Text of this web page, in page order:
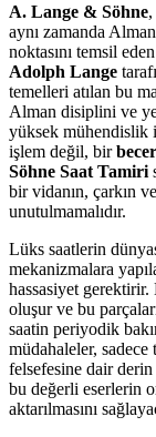
A. Lange & Söhne
aynı zamanda
noktasını temsil
Adolph Lange
temelleri atılan bu
Alman disiplini ve
yüksek mühendislik
işlem değil, bir
Söhne Saat Tamiri
bir vidanın, çarkın
unutulmamalıdır.
Lüks saatlerin
mekanizmalara
hassasiyet
oluşur ve bu
saatin periyodik
müdahaleler,
felsefesine dair
bu değerli eserlerin
aktarılmasını